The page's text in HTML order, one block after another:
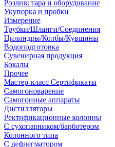
Розлив: тара и оборудование
Укупорка и пробки
Измерение
Трубки/Шланги/Соединения
Цилиндры/Колбы/Кувшины
Водоподготовка
Сувенирная продукция
Бокалы
Прочее
Мастер-класс Сертификаты
Самогоноварение
Самогонные аппараты
Дистилляторы
Ректификационные колонны
С сухопарником/барботером
Колонного типа
С дефлегматором